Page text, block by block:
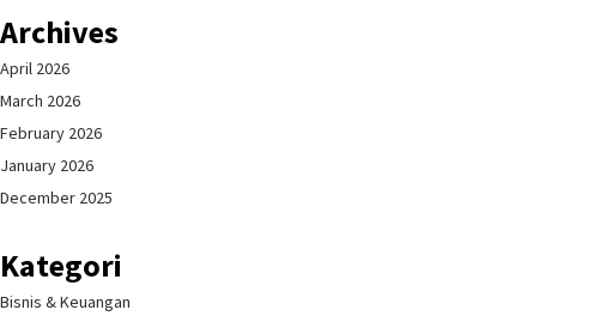
Archives
April 2026
March 2026
February 2026
January 2026
December 2025
Kategori
Bisnis & Keuangan